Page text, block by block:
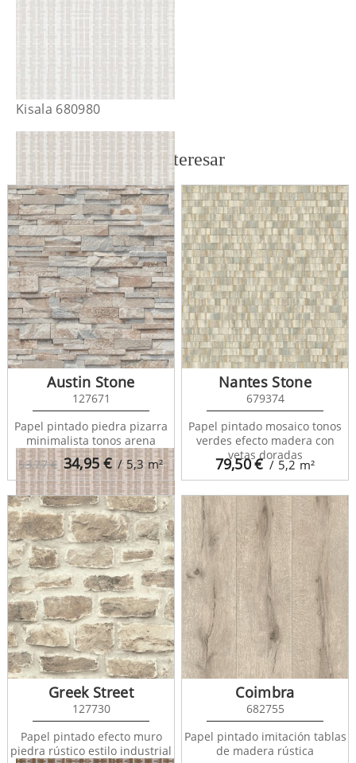
Kisala 680980
Kisala 680981
Kisala 680982
También te puede interesar
53,77 € 34,95€ / 5,3m²
Austin Stone
127671
Papel pintado piedra pizarra
minimalista tonos arena
79,50€ / 5,2m²
Nantes Stone
679374
Papel pintado mosaico tonos
verdes efecto madera con
vetas doradas
Greek Street
127730
Papel pintado efecto muro
piedra rústico estilo industrial
Coimbra
682755
Papel pintado imitación tablas
de madera rústica